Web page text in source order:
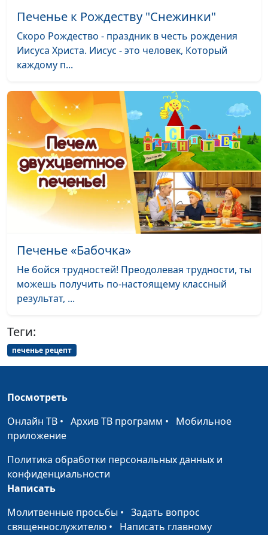
Печенье к Рождеству "Снежинки"
Скоро Рождество - праздник в честь рождения
Иисуса Христа. Иисус - это человек, Который
каждому п...
Печенье «Бабочка»
Не бойся трудностей! Преодолевая трудности, ты
можешь получить по-настоящему классный
результат, ...
Теги:
печенье рецепт
Посмотреть
Онлайн ТВ • Архив ТВ программ • Мобильное
приложение
Политика обработки персональных данных и
конфиденциальности
Написать
Молитвенные просьбы • Задать вопрос
священнослужителю • Написать главному